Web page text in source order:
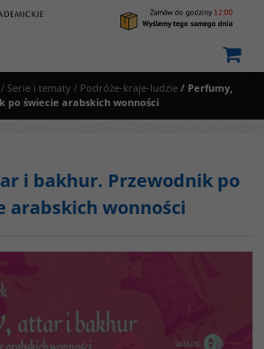
/ Serie i tematy / Podróże-kraje-ludzie / Perfumy,
po świecie arabskich wonności
i bakhur. Przewodnik po
arabskich wonności